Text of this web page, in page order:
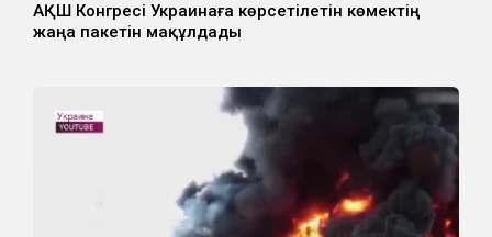
АҚШ Конгресі Украинаға көрсетілетін көмектің
жаңа пакетін мақұлдады